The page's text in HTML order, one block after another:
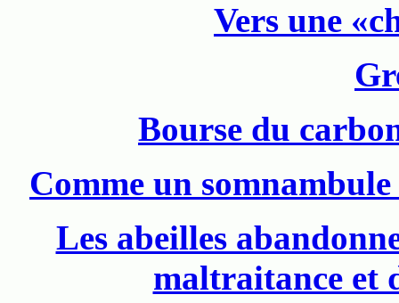
Vers une
Bourse du
Comme un
Les abeilles
maltraitance et